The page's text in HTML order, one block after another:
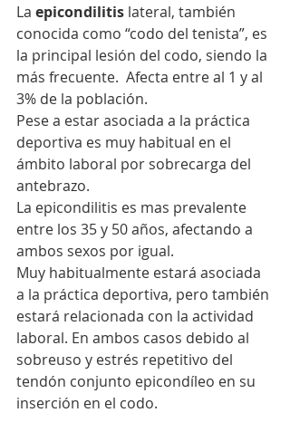
La epicondilitis lateral, también
conocida como “codo del tenista”, es
la principal lesión del codo, siendo la
más frecuente.  Afecta entre al 1 y al
3% de la población.
Pese a estar asociada a la práctica
deportiva es muy habitual en el
ámbito laboral por sobrecarga del
antebrazo.
La epicondilitis es mas prevalente
entre los 35 y 50 años, afectando a
ambos sexos por igual.
Muy habitualmente estará asociada
a la práctica deportiva, pero también
estará relacionada con la actividad
laboral. En ambos casos debido al
sobreuso y estrés repetitivo del
tendón conjunto epicondíleo en su
inserción en el codo.